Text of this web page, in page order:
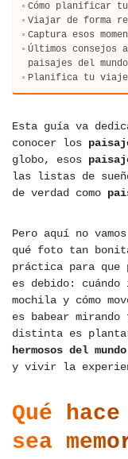
Cómo planificar
Viajar de forma
Captura esos
Últimos consejos
paisajes del mundo
Planifica tu viaje
Esta guía va
conocer los
globo, esos
las listas de
de verdad como
Pero aquí no
qué foto tan
práctica para que
es debido:
mochila y cómo
es babear
distinta es
hermosos del mundo
y vivir la
Qué
sea